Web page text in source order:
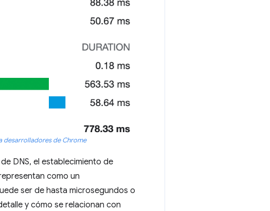
desarrolladores de Chrome
DNS, el establecimiento de
como un
ser de hasta microsegundos o
y cómo se relacionan con